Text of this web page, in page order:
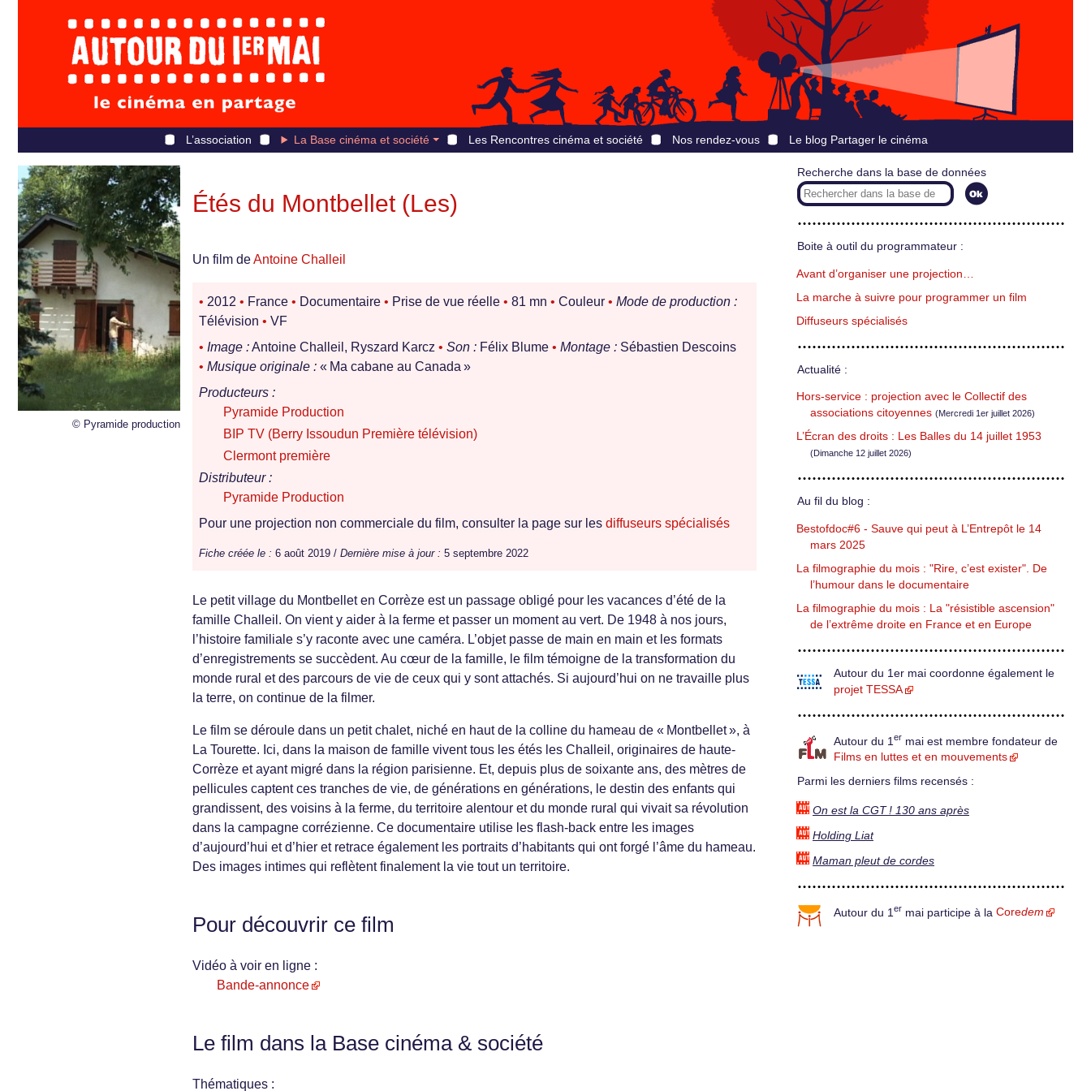
L’association La Base cinéma et société Les Rencontres cinéma et société Nos rendez-vous Le blog Partager le cinéma
© Pyramide production
Étés du Montbellet (Les)
Un film deAntoine Challeil
• 2012 • France • Documentaire • Prise de vue réelle • 81 mn • Couleur • Mode de production :
Télévision • VF
• Image :Antoine Challeil, Ryszard Karcz • Son : Félix Blume • Montage : Sébastien Descoins
• Musique originale : « Ma cabane au Canada »
Producteurs :
Pyramide Production
BIP TV (Berry Issoudun Première télévision)
Clermont première
Distributeur :
Pyramide Production
Pour une projection non commerciale du film, consulter la page sur les diffuseurs spécialisés
Fiche créée le : 6 août 2019 / Dernière mise à jour : 5 septembre 2022
Le petit village du Montbellet en Corrèze est un passage obligé pour les vacances d’été de la
famille Challeil. On vient y aider à la ferme et passer un moment au vert. De 1948 à nos jours,
l’histoire familiale s’y raconte avec une caméra. L’objet passe de main en main et les formats
d’enregistrements se succèdent. Au cœur de la famille, le film témoigne de la transformation du
monde rural et des parcours de vie de ceux qui y sont attachés. Si aujourd’hui on ne travaille plus
la terre, on continue de la filmer.
Le film se déroule dans un petit chalet, niché en haut de la colline du hameau de « Montbellet », à
La Tourette. Ici, dans la maison de famille vivent tous les étés les Challeil, originaires de haute-
Corrèze et ayant migré dans la région parisienne. Et, depuis plus de soixante ans, des mètres de
pellicules captent ces tranches de vie, de générations en générations, le destin des enfants qui
grandissent, des voisins à la ferme, du territoire alentour et du monde rural qui vivait sa révolution
dans la campagne corrézienne. Ce documentaire utilise les flash-back entre les images
d’aujourd’hui et d’hier et retrace également les portraits d’habitants qui ont forgé l’âme du hameau.
Des images intimes qui reflètent finalement la vie tout un territoire.
Pour découvrir ce film
Vidéo à voir en ligne :
Bande-annonce
Le film dans la Base cinéma & société
Thématiques :
Recherche dans la base de données
Boite à outil du programmateur :
Avant d’organiser une projection…
La marche à suivre pour programmer un film
Diffuseurs spécialisés
Actualité :
Hors-service : projection avec le Collectif des
associations citoyennes (Mercredi 1er juillet 2026)
L’Écran des droits : Les Balles du 14 juillet 1953
(Dimanche 12 juillet 2026)
Au fil du blog :
Bestofdoc#6 - Sauve qui peut à L’Entrepôt le 14
mars 2025
La filmographie du mois : "Rire, c’est exister". De
l’humour dans le documentaire
La filmographie du mois : La "résistible ascension"
de l’extrême droite en France et en Europe
Autour du 1er mai coordonne également le
projet TESSA
Autour du 1 er mai est membre fondateur de
Films en luttes et en mouvements
Parmi les derniers films recensés :
On est la CGT ! 130 ans après
Holding Liat
Maman pleut de cordes
Autour du 1 er mai participe à la Coredem